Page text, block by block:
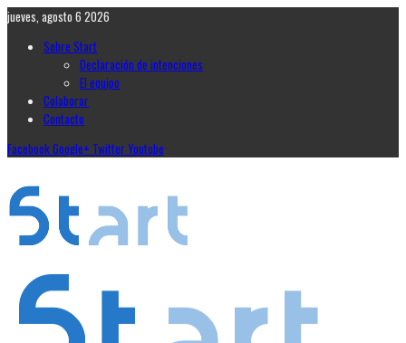
jueves, agosto 6 2026
Sobre Start
Declaración de intenciones
El equipo
Colaborar
Contacto
FacebookGoogle+ TwitterYoutube